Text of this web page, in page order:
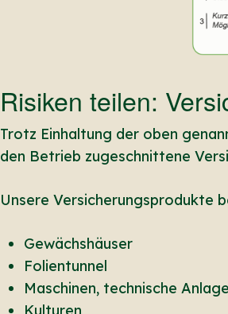
Risiken teilen:
Trotz Einhaltung der oben
den Betrieb zugeschnittene
Unsere Versicherungsprodukte
Gewächshäuser
Folientunnel
Maschinen, technische
Kulturen